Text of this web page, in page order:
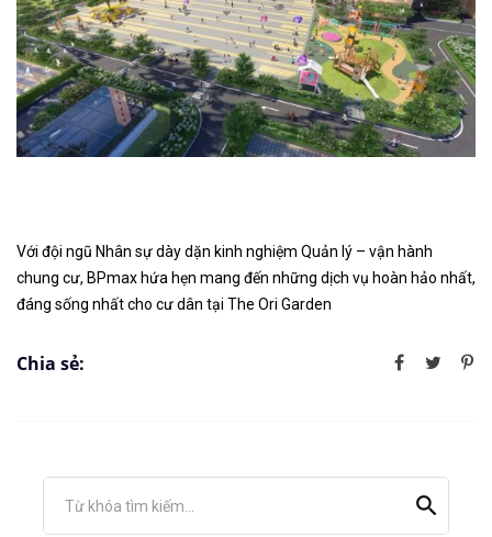
Với đội ngũ Nhân sự dày dặn kinh nghiệm Quản lý – vận hành
chung cư, BPmax hứa hẹn mang đến những dịch vụ hoàn hảo nhất,
đáng sống nhất cho cư dân tại The Ori Garden
Chia sẻ:
Từ khóa tìm kiếm...